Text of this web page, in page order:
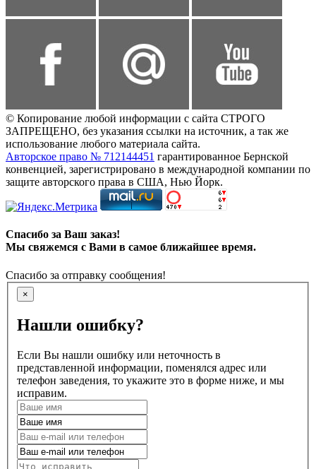
© Копирование любой информации с сайта СТРОГО
ЗАПРЕЩЕНО, без указания ссылки на источник, а так же
использование любого материала сайта.
Авторское право № 712144451 гарантированное Бернской
конвенцией, зарегистрировано в международной компании по
защите авторского права в США, Нью Йорк.
Спасибо за Ваш заказ!
Мы свяжемся с Вами в самое ближайшее время.
Спасибо за отправку сообщения!
×
Нашли ошибку?
Если Вы нашли ошибку или неточность в
представленной информации, поменялся адрес или
телефон заведения, то укажите это в форме ниже, и мы
исправим.